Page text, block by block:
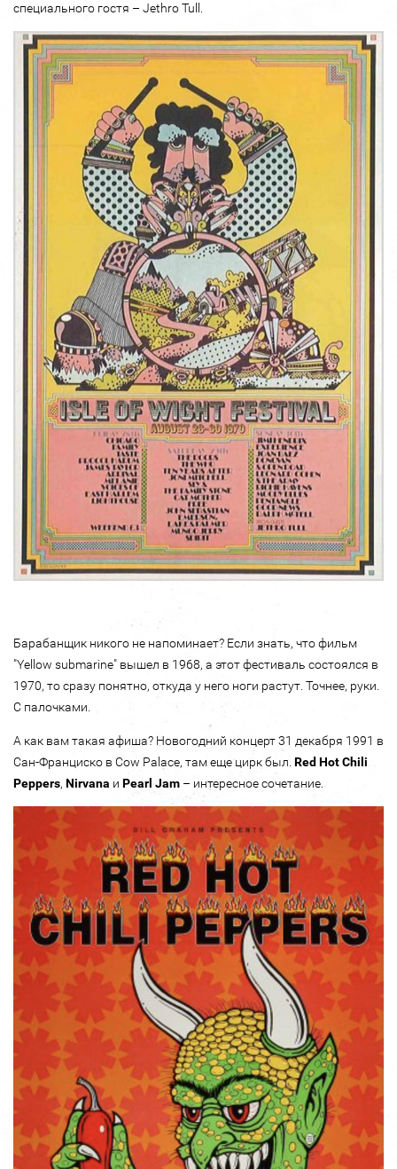
специального гостя – Jethro Tull.
Барабанщик никого не напоминает? Если знать, что фильм
"Yellow submarine" вышел в 1968, а этот фестиваль состоялся в
1970, то сразу понятно, откуда у него ноги растут. Точнее, руки.
С палочками.
А как вам такая афиша? Новогодний концерт 31 декабря 1991 в
Сан-Франциско в Cow Palace, там еще цирк был. Red Hot Chili
Peppers, Nirvana и Pearl Jam – интересное сочетание.